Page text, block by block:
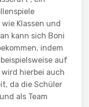
Klassen und
kann sich Boni
indem
auf
hierbei auch
da die Schüler
als Team